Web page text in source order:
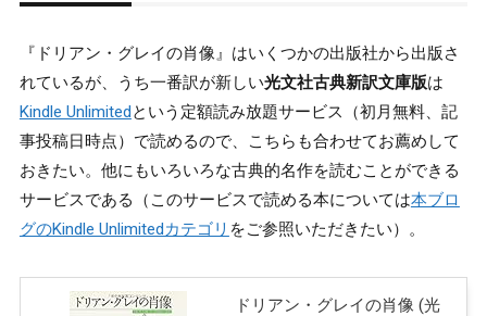
『ドリアン・グレイの肖像』はいくつかの出版社から出版さ
れているが、うち一番訳が新しい光文社古典新訳文庫版は
Kindle Unlimitedという定額読み放題サービス（初月無料、記
事投稿日時点）で読めるので、こちらも合わせてお薦めして
おきたい。他にもいろいろな古典的名作を読むことができる
サービスである（このサービスで読める本については本ブロ
グのKindle Unlimitedカテゴリ をご参照いただきたい）。
ドリアン・グレイの肖像 (光